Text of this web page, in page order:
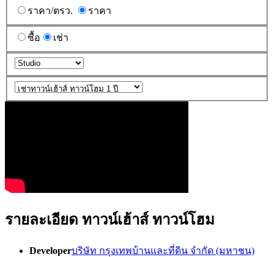
ราคา/ตรว. ราคา
ซื้อ เช่า
รายละเอียด ทาวน์เฮ้าส์ ทาวน์โฮม
Developerบริษัท กรุงเทพบ้านและที่ดิน จำกัด (มหาชน)